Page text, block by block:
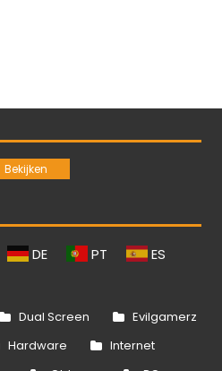
DE PT ES
Dual Screen
Evilgamerz
Hardware
Internet